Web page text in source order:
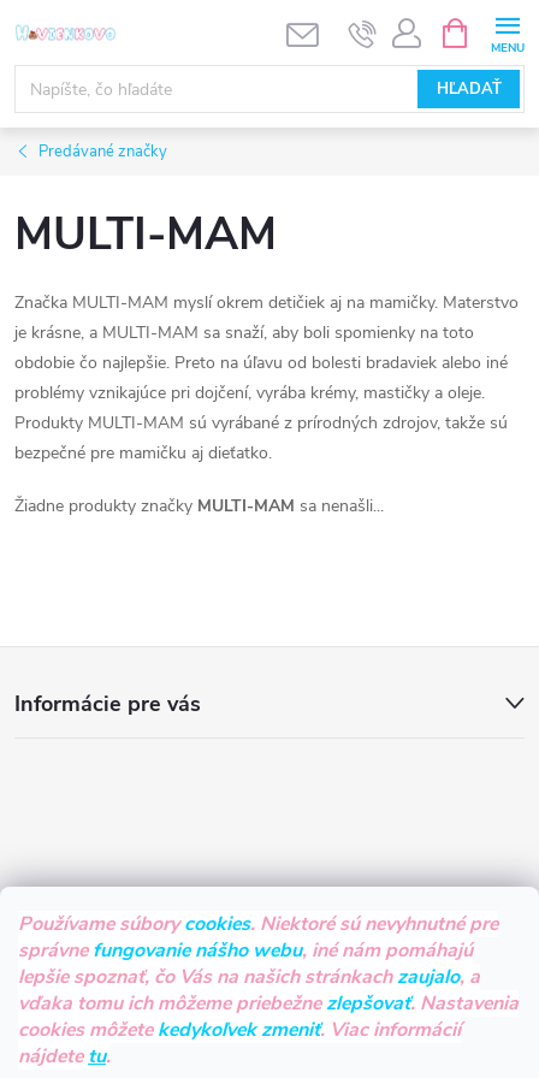
Používame súborycookies. Niektoré sú nevyhnutné pre
správnefungovanie nášho webu, iné nám pomáhajú
lepšie spoznať, čo Vás na našich stránkachzaujalo, a
vďaka tomu ich môžeme priebežnezlepšovať. Nastavenia
cookies môžetekedykoľvek zmeniť. Viac informácií
nájdetetu.
na
obsah
HĽADAŤ
KOŠÍK
Predávané značky
MULTI-MAM
Značka MULTI-MAM myslí okrem detičiek aj na mamičky. Materstvo
je krásne, a MULTI-MAM sa snaží, aby boli spomienky na toto
obdobie čo najlepšie. Preto na úľavu od bolesti bradaviek alebo iné
problémy vznikajúce pri dojčení, vyrába krémy, mastičky a oleje.
Produkty MULTI-MAM sú vyrábané z prírodných zdrojov, takže sú
bezpečné pre mamičku aj dieťatko.
Žiadne produkty značky MULTI-MAM sa nenašli...
t
e
Informácie pre vás